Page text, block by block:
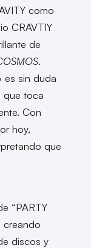
como
CRAVTIY
de
.
es sin duda
que toca
Con
hoy,
que
“PARTY
creando
discos y